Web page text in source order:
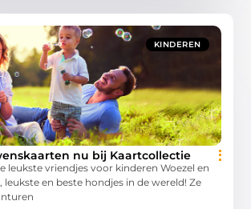
KINDEREN
nu bij Kaartcollectie
leukste vriendjes voor kinderen Woezel en
leukste en beste hondjes in de wereld! Ze